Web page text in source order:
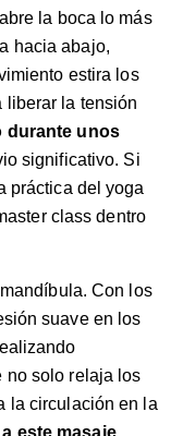
la boca lo más
hacia abajo,
estira los
liberar la tensión
durante unos
significativo. Si
práctica del yoga
class dentro
Con los
suave en los
no solo relaja los
la circulación en la
este masaje